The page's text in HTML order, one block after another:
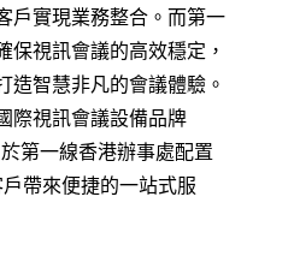
戶實現業務整合。而第一
保視訊會議的高效穩定，
造智慧非凡的會議體驗。
際視訊會議設備品牌
第一線香港辦事處配置
帶來便捷的一站式服